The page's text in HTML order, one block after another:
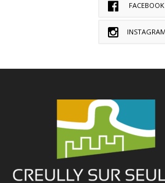
FACEBOOK
INSTAGRAM